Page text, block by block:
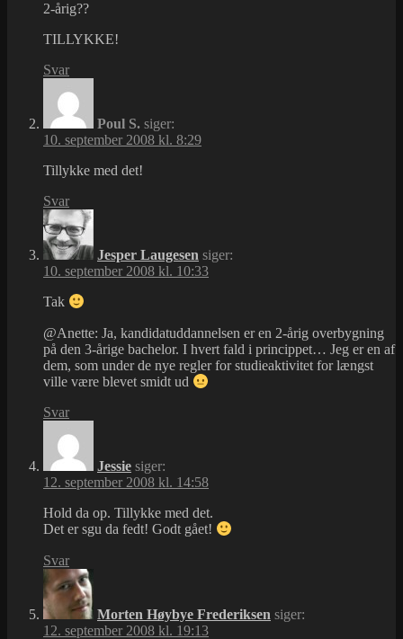
2-årig??
TILLYKKE!
Svar
Poul S. siger:
10. september 2008 kl. 8:29
Tillykke med det!
Svar
Jesper Laugesen siger:
10. september 2008 kl. 10:33
Tak
@Anette: Ja, kandidatuddannelsen er en 2-årig overbygning
på den 3-årige bachelor. I hvert fald i princippet… Jeg er en af
dem, som under de nye regler for studieaktivitet for længst
ville være blevet smidt ud
Svar
Jessie siger:
12. september 2008 kl. 14:58
Hold da op. Tillykke med det.
Det er sgu da fedt! Godt gået!
Svar
Morten Høybye Frederiksen siger:
12. september 2008 kl. 19:13